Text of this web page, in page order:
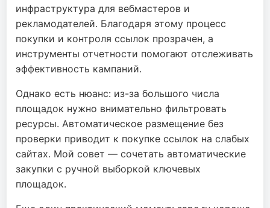
инфраструктура для вебмастеров и
рекламодателей. Благодаря этому процесс
покупки и контроля ссылок прозрачен, а
инструменты отчетности помогают отслеживать
эффективность кампаний.
Однако есть нюанс: из-за большого числа
площадок нужно внимательно фильтровать
ресурсы. Автоматическое размещение без
проверки приводит к покупке ссылок на слабых
сайтах. Мой совет — сочетать автоматические
закупки с ручной выборкой ключевых
площадок.